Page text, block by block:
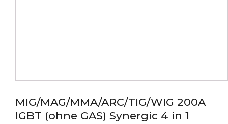
MIG/MAG/MMA/ARC/TIG/WIG 200A
IGBT (ohne GAS) Synergic 4 in 1